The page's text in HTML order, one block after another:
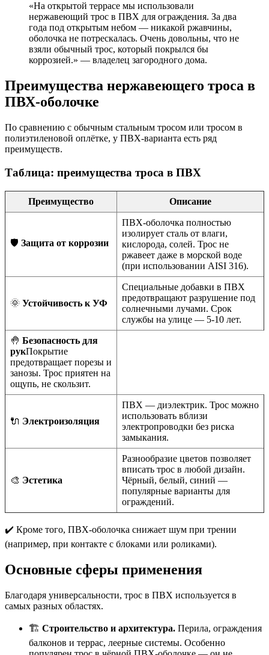
«На открытой террасе мы использовали
нержавеющий трос в ПВХ для ограждения. За два
года под открытым небом — никакой ржавчины,
оболочка не потрескалась. Очень довольны, что не
взяли обычный трос, который покрылся бы
коррозией.» — владелец загородного дома.
Преимущества нержавеющего троса в
ПВХ-оболочке
По сравнению с обычным стальным тросом или тросом в
полиэтиленовой оплётке, у ПВХ-варианта есть ряд
преимуществ.
Таблица: преимущества троса в ПВХ
Преимущество Описание
🛡️ Защита от коррозии
ПВХ-оболочка полностью
изолирует сталь от влаги,
кислорода, солей. Трос не
ржавеет даже в морской воде
(при использовании AISI 316).
🌞 Устойчивость к УФ
Специальные добавки в ПВХ
предотвращают разрушение под
солнечными лучами. Срок
службы на улице — 5-10 лет.
🤚 Безопасность для
рукПокрытие
предотвращает порезы и
занозы. Трос приятен на
ощупь, не скользит.
🔌 Электроизоляция
ПВХ — диэлектрик. Трос можно
использовать вблизи
электропроводки без риска
замыкания.
🎨 Эстетика
Разнообразие цветов позволяет
вписать трос в любой дизайн.
Чёрный, белый, синий —
популярные варианты для
ограждений.
✔️ Кроме того, ПВХ-оболочка снижает шум при трении
(например, при контакте с блоками или роликами).
Основные сферы применения
Благодаря универсальности, трос в ПВХ используется в
самых разных областях.
🏗️ Строительство и архитектура. Перила, ограждения
балконов и террас, леерные системы. Особенно